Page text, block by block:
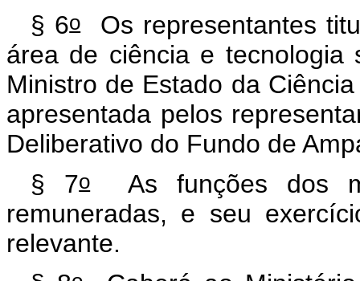
§ 6oOs representantes
área de ciência e tecnologia
Ministro de Estado da
apresentada pelos
Deliberativo do Fundo de
§ 7oAs funções dos
remuneradas, e seu
relevante.